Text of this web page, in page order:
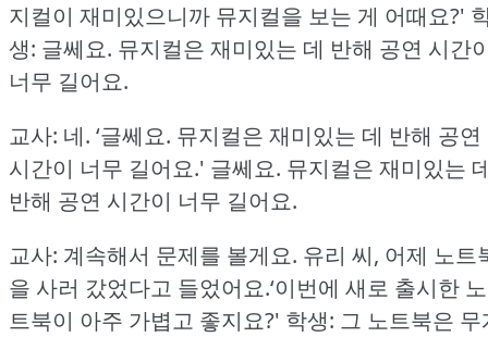
지컬이 재미있으니까 뮤지컬을 보는 게 어때요?'
생: 글쎄요. 뮤지컬은 재미있는 데 반해 공연 시간
너무 길어요.
교사: 네. ‘글쎄요. 뮤지컬은 재미있는 데 반해 공연
시간이 너무 길어요.' 글쎄요. 뮤지컬은 재미있는
반해 공연 시간이 너무 길어요.
교사: 계속해서 문제를 볼게요. 유리 씨, 어제 노트
을 사러 갔었다고 들었어요.‘이번에 새로 출시한 노
트북이 아주 가볍고 좋지요?' 학생: 그 노트북은 무